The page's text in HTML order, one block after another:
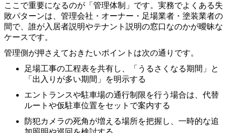
ここで重要になるのが「管理体制」です。実務でよくある失
敗パターンは、管理会社・オーナー・足場業者・塗装業者の
間で、誰が入居者説明やテナント説明の窓口なのかが曖昧な
ケースです。
管理側が押さえておきたいポイントは次の通りです。
足場工事の工程表を共有し、「うるさくなる期間」と
「出入りが多い期間」を明示する
エントランスや駐車場の通行制限を行う場合は、代替
ルートや仮駐車位置をセットで案内する
防犯カメラの死角が増える場所を把握し、一時的な追